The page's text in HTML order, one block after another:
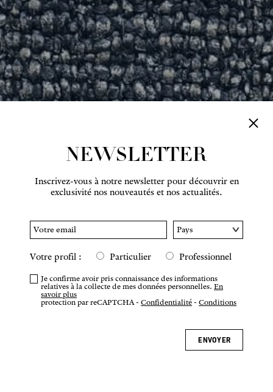
NEWSLETTER
Inscrivez-vous à notre newsletter pour découvrir en
exclusivité nos nouveautés et nos actualités.
Votre profil : Particulier Professionnel
Je confirme avoir pris connaissance des informations
relatives à la collecte de mes données personnelles.En
savoir plus
protection par reCAPTCHA -Confidentialité -Conditions
ENVOYER